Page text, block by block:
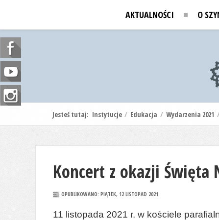
AKTUALNOŚCI O
Jesteś tutaj: Instytucje / Edukacja / Wydarzenia 2021
Koncert z okazji Święta
OPUBLIKOWANO: PIĄTEK, 12 LISTOPAD 2021
11 listopada 2021 r. w kościele